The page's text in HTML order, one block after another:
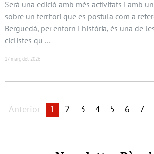
Serà una edició amb més activitats i amb
sobre un territori que es postula com a
Berguedà, per entorn i història, és una de
ciclistes qu …
17 març del 2026
Anterior 1 2 3 4 5 6 7